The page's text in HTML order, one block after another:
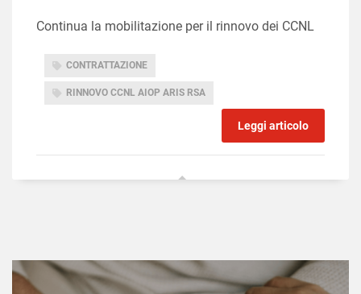
Continua la mobilitazione per il rinnovo dei CCNL
CONTRATTAZIONE
RINNOVO CCNL AIOP ARIS RSA
Leggi articolo